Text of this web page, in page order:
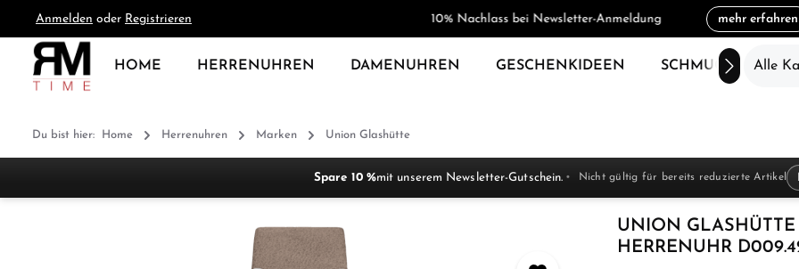
Zur Hauptnavigation springen
Anmelden oder Registrieren 10% Nachlass bei Newsletter-Anmeldung mehr erfahren
HOME HERRENUHREN DAMENUHREN GESCHENKIDEEN SCHMUCK Alle
Du bist hier: Home Herrenuhren Marken Union Glashütte
Spare 10 %mit unserem Newsletter-Gutschein. Nicht gültig für bereits reduzierte Artikel
UNION GLASHÜTTE
HERRENUHR